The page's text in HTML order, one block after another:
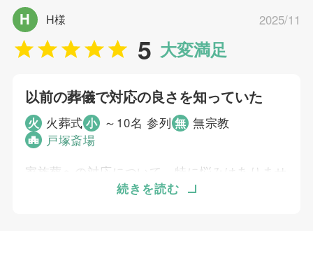
事前相談
お迎え対応
打ち合わせの対応
ご葬儀担当者
むすびすの葬祭プランナー
た。 無宗教葬や家族葬も検討していました
が、最終的には一般葬を選びました。ゆっくり
とお別れの時間を作っていただき、「こんなこ
ともできますよ」と多くの提案をいただけたこ
お酒やケーキ、お刺身まで棺に入れられると教
えていただいた時は驚きました。また、綺麗好
きだった故人のために初めてお願いした湯灌
も、きっと喜んでくれたと思います。ムービー
や写真を飾る準備をしながら、家族で思い出話
をできたことも良い時間でした。やりたかった
5 大変満足
H H様 2025/11
以前の葬儀で対応の良さを知っていた
火 火葬式小 ～10名 参列 無 無宗教
戸塚斎場
家族葬への対応について、特に悩みはありませ
んでした。以前、義兄と義父の葬儀を依頼して
続きを読む